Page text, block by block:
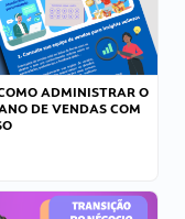
ADMINISTRAR O
DE VENDAS COM